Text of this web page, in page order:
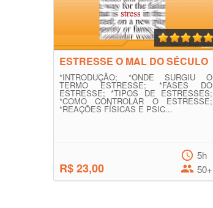
ESTRESSE O MAL DO SÉCULO
*INTRODUÇÃO; *ONDE SURGIU O
TERMO ESTRESSE; *FASES DO
ESTRESSE; *TIPOS DE ESTRESSES;
*COMO CONTROLAR O ESTRESSE;
*REAÇÕES FÍSICAS E PSIC...
R$ 23,00
5h
50+